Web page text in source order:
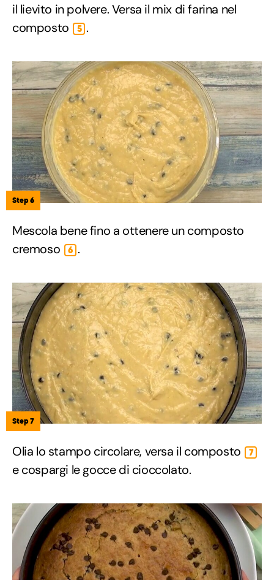
il lievito in polvere. Versa il mix di farina nel
composto
5 .
Step 6
Mescola bene fino a ottenere un composto
cremoso
6 .
Step 7
Olia lo stampo circolare, versa il composto 7
e cospargi le gocce di cioccolato.